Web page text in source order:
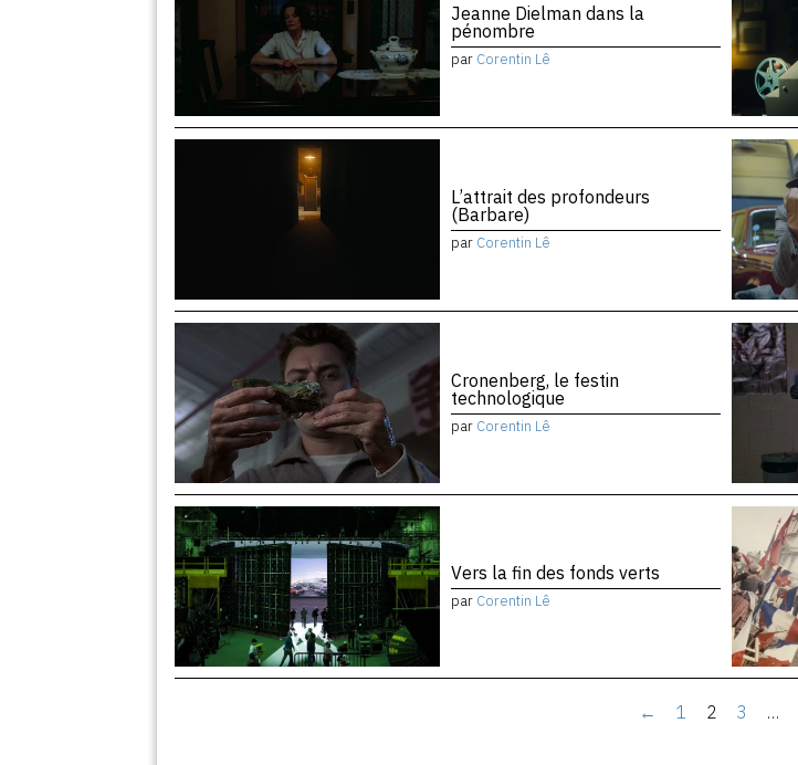
Jeanne Dielman dans la
pénombre
par Corentin Lê
L’attrait des profondeurs
(Barbare)
par Corentin Lê
Cronenberg, le festin
technologique
par Corentin Lê
Vers la fin des fonds verts
par Corentin Lê
← 1 2 3 …